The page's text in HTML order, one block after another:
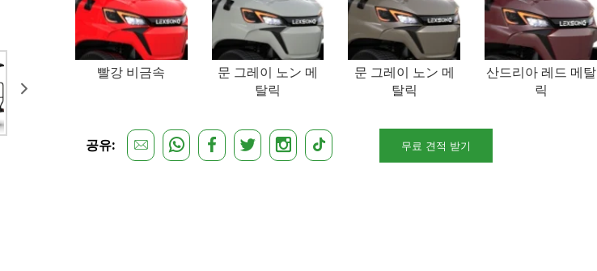
빨강 비금속
문 그레이 노ン 메
탈릭
문 그레이 노ン 메
탈릭
산드리아 레드 메탈
릭
공유: 무료 견적 받기